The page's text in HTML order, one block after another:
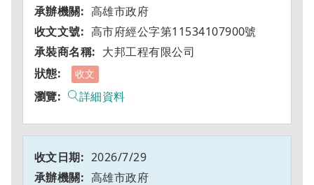
高雄市政府
高市府經公字第11534107900號
大邦工程有限公司
收文
詳細資料
2026/7/29
高雄市政府